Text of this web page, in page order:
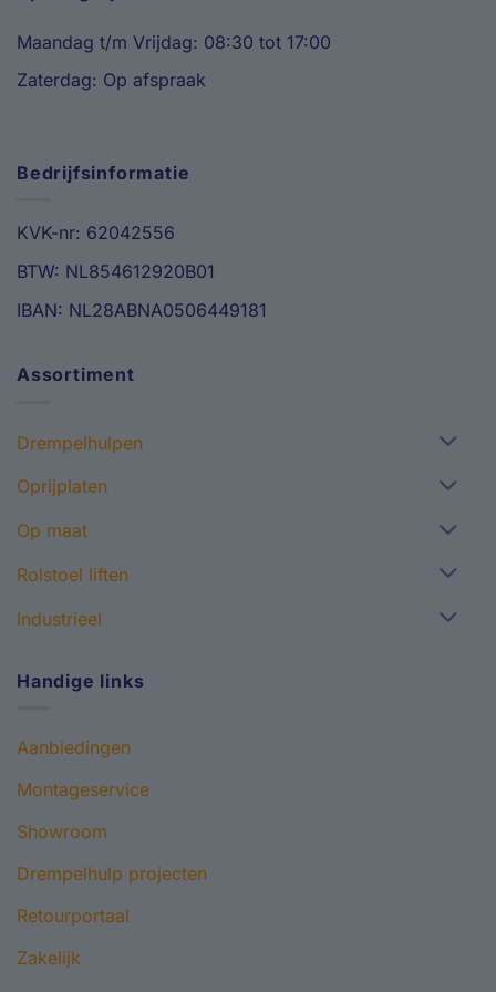
Maandag t/m Vrijdag: 08:30 tot 17:00
Zaterdag: Op afspraak
Bedrijfsinformatie
KVK-nr: 62042556
BTW: NL854612920B01
IBAN: NL28ABNA0506449181
Assortiment
Drempelhulpen
Oprijplaten
Op maat
Rolstoel liften
Industrieel
Handige links
Aanbiedingen
Montageservice
Showroom
Drempelhulp projecten
Retourportaal
Zakelijk